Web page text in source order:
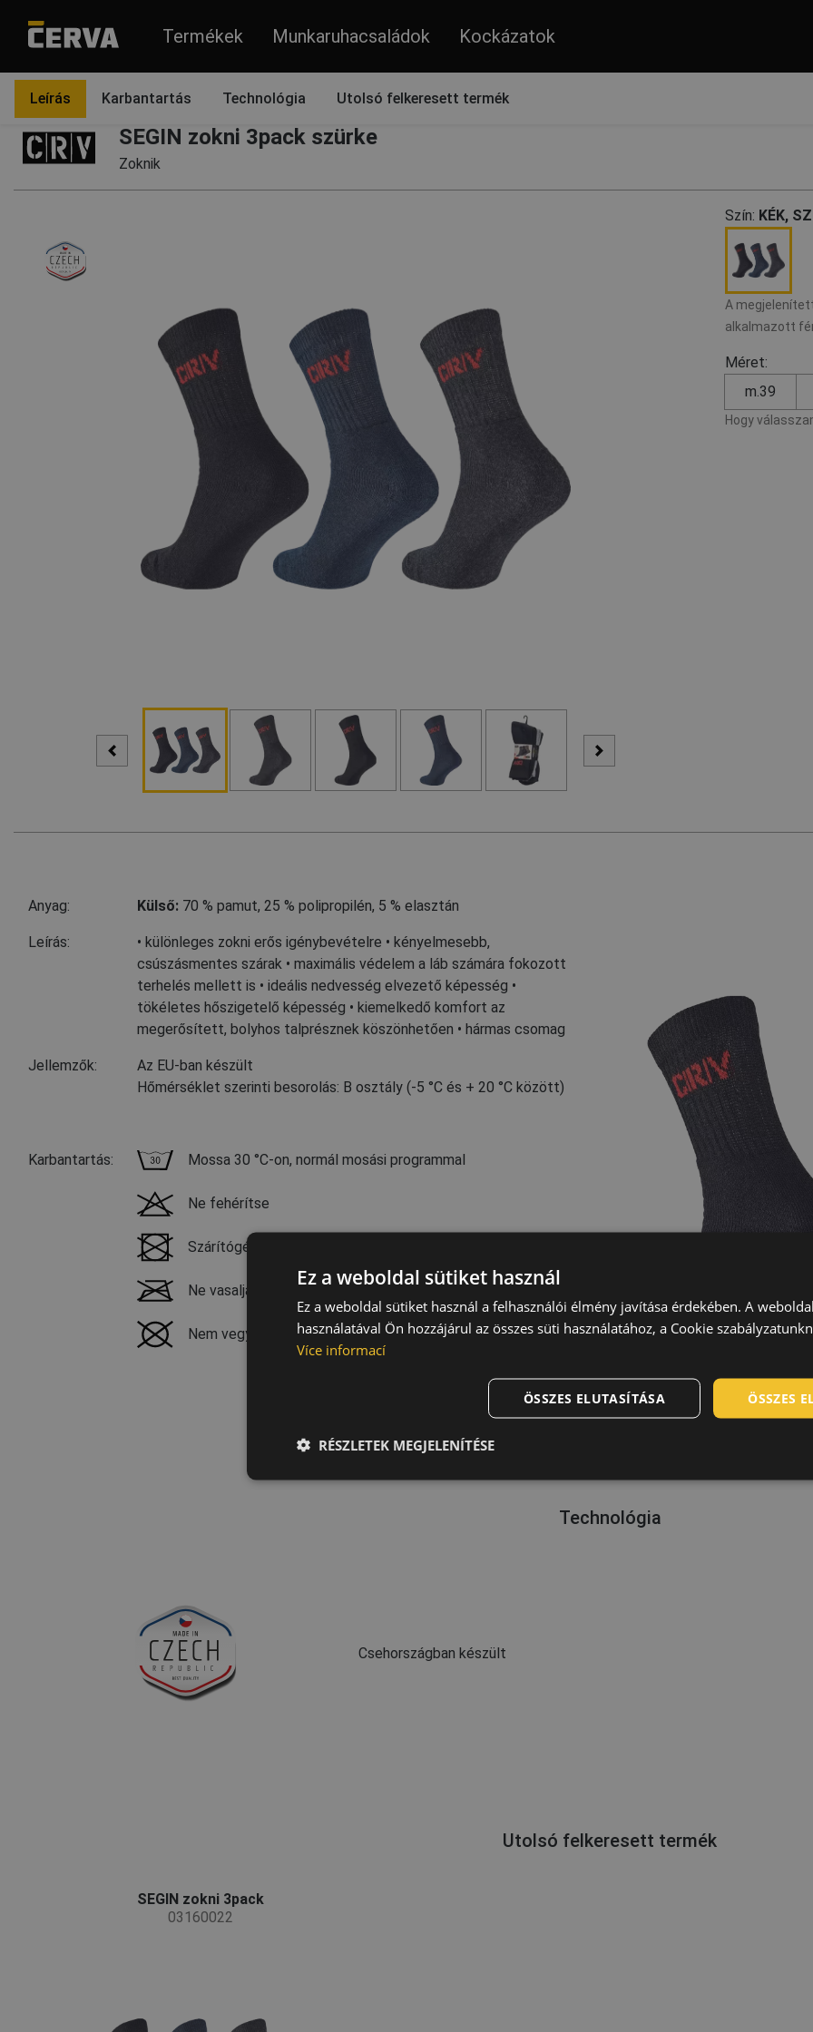
Termékek Munkaruhacsaládok Kockázatok
SEGIN zokni 3pack szürke
Zoknik
Szín: KÉK,
A
alkalmazott
Méret:
m.39
Hogy
Leírás Karbantartás Technológia Utolsó felkeresett termék
Anyag: Külső: 70 % pamut, 25 % polipropilén, 5 % elasztán
Leírás:
• különleges zokni erős igénybevételre • kényelmesebb,
csúszásmentes szárak • maximális védelem a láb számára fokozott
terhelés mellett is • ideális nedvesség elvezető képesség •
tökéletes hőszigetelő képesség • kiemelkedő komfort az
megerősített, bolyhos talprésznek köszönhetően • hármas csomag
Jellemzők:
Az EU-ban készült
Hőmérséklet szerinti besorolás: B osztály (-5 °C és + 20 °C között)
Karbantartás: Mossa 30 °C-on, normál mosási programmal
Ne fehérítse
Szárítógéppel nem szárítható
Ne vasalja
Nem vegytisztítható
Technológia
Csehországban készült
Utolsó felkeresett termék
SEGIN zokni 3pack
03160022
Ez a weboldal sütiket használ
Ez a weboldal sütiket használ a felhasználói élmény javítása érdekében. A
használatával Ön hozzájárul az összes süti használatához, a Cookie
Více informací
ÖSSZES
ÖSSZES ELUTASÍTÁSA
RÉSZLETEK MEGJELENÍTÉSE